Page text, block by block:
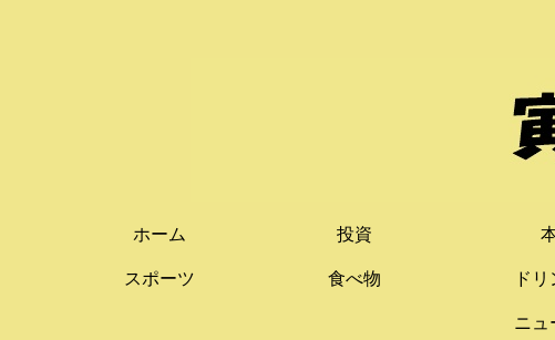
ホーム 投資
スポーツ 食べ物 ドリ
ニュ